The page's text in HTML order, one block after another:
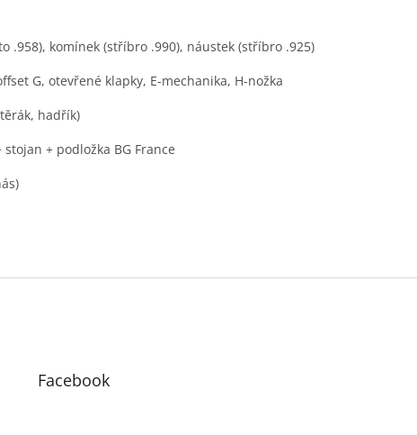
.958), komínek (stříbro .990), náustek (stříbro .925)
G, otevřené klapky, E-mechanika, H-nožka
hadřík)
+ podložka BG France
Facebook